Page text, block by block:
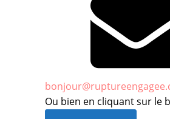
Ou bien en cliquant sur le